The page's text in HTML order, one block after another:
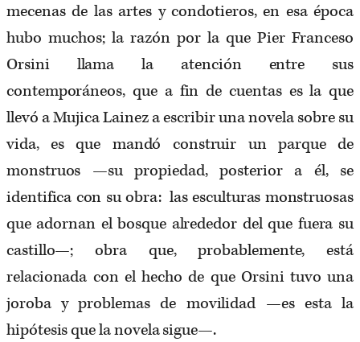
mecenas de las artes y condotieros, en esa época
hubo muchos; la razón por la que Pier Franceso
Orsini llama la atención entre sus
contemporáneos, que a fin de cuentas es la que
llevó a Mujica Lainez a escribir una novela sobre su
vida, es que mandó construir un parque de
monstruos —su propiedad, posterior a él, se
identifica con su obra: las esculturas monstruosas
que adornan el bosque alrededor del que fuera su
castillo—; obra que, probablemente, está
relacionada con el hecho de que Orsini tuvo una
joroba y problemas de movilidad —es esta la
hipótesis que la novela sigue—.